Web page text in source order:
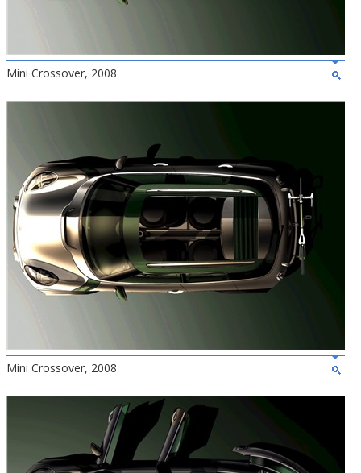
Mini Crossover, 2008
Mini Crossover, 2008